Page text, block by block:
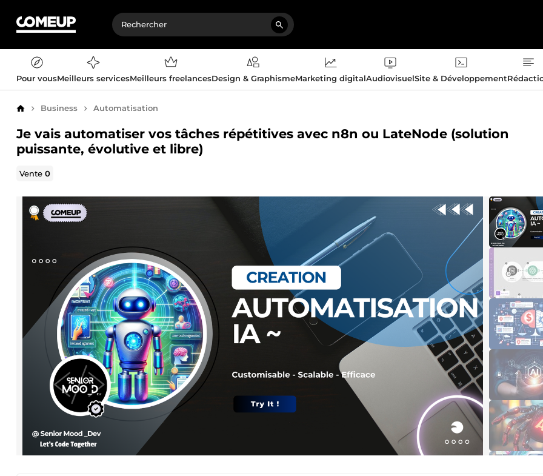
Pour vousMeilleurs servicesMeilleurs freelancesDesign & GraphismeMarketing digitalAudiovisuelSite & Développement
AccueilBusiness Automatisation
Je vais automatiser vos tâches répétitives avec n8n ou LateNode (solution
puissante, évolutive et libre)
Vente0